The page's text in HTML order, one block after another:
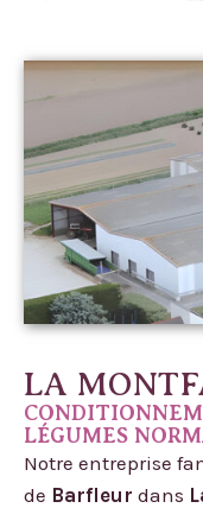
LA
LÉGUMES
Notre entreprise
de Barfleur dans